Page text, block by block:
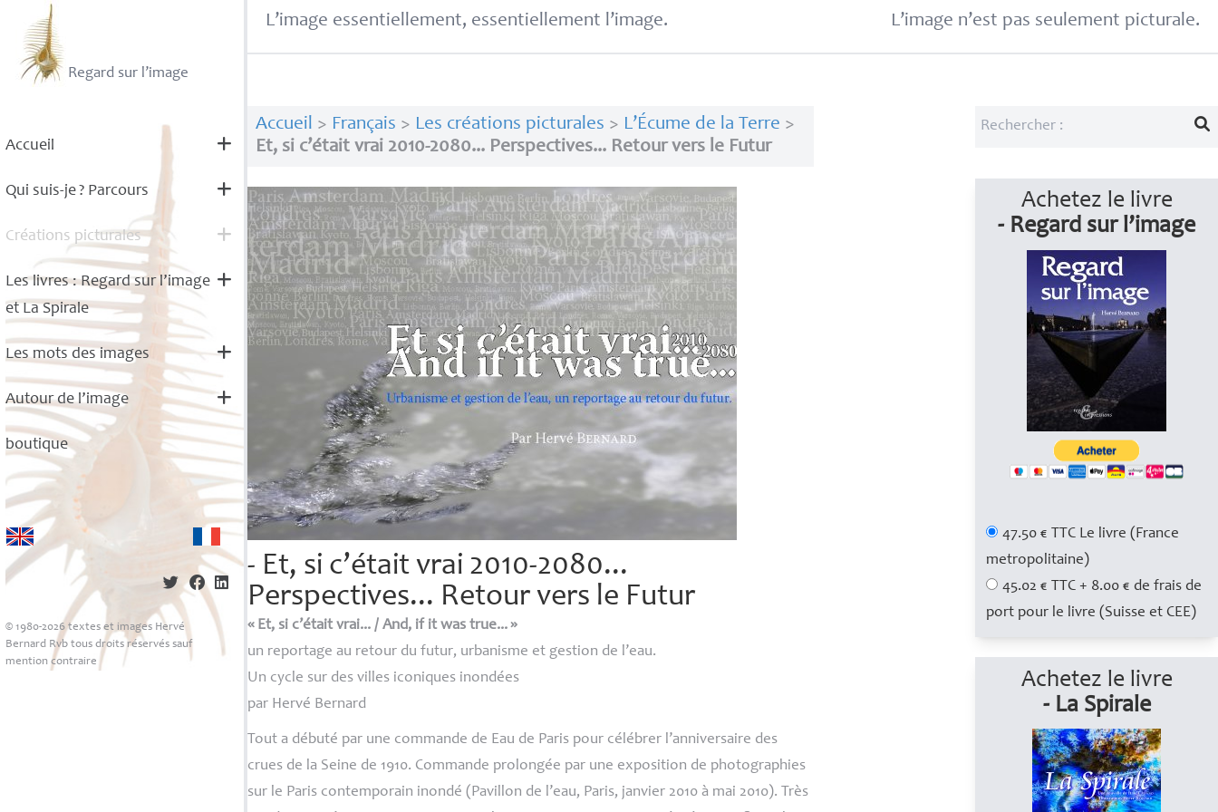
Regard sur l’image
Accueil
Qui suis-je? Parcours
Créations picturales
Les livres : Regard sur l’image
et La Spirale
Les mots des images
Autour de l’image
boutique
© 1980-2026 textes et images Hervé
Bernard Rvb tous droits réservés sauf
mention contraire
L’image essentiellement, essentiellement l’image. L’image n’est pas seulement picturale.
Accueil > Français > Les créations picturales > L’Écume de la Terre >
Et, si c’était vrai 2010-2080... Perspectives... Retour vers le Futur
- Et, si c’était vrai 2010-2080...
Perspectives... Retour vers le Futur
« Et, si c’était vrai... / And, if it was true...»
un reportage au retour du futur, urbanisme et gestion de l’eau.
Un cycle sur des villes iconiques inondées
par Hervé Bernard
Tout a débuté par une commande de Eau de Paris pour célébrer l’anniversaire des
crues de la Seine de 1910. Commande prolongée par une exposition de photographies
sur le Paris contemporain inondé (Pavillon de l’eau, Paris, janvier 2010 à mai 2010). Très
Achetez le livre
- Regard sur l’image
47.50 € TTC Le livre (France
metropolitaine)
45.02 € TTC + 8.00 € de frais de
port pour le livre (Suisse et CEE)
Achetez le livre
- La Spirale